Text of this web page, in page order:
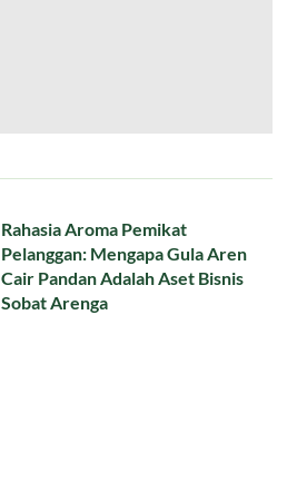
Rahasia Aroma Pemikat
Pelanggan: Mengapa Gula Aren
Cair Pandan Adalah Aset Bisnis
Sobat Arenga